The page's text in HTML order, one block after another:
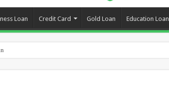
Loan Credit Card Gold Loan Education Loan
Urgently {New 2024}